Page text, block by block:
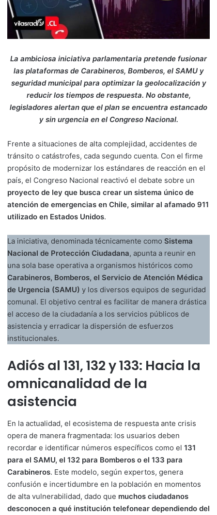
La ambiciosa iniciativa parlamentaria pretende fusionar
las plataformas de Carabineros, Bomberos, el SAMU y
seguridad municipal para optimizar la geolocalización y
reducir los tiempos de respuesta. No obstante,
legisladores alertan que el plan se encuentra estancado
y sin urgencia en el Congreso Nacional.
Frente a situaciones de alta complejidad, accidentes de
tránsito o catástrofes, cada segundo cuenta. Con el firme
propósito de modernizar los estándares de reacción en el
país, el Congreso Nacional reactivó el debate sobre un
proyecto de ley que busca crear un sistema único de
atención de emergencias en Chile, similar al afamado 911
utilizado en Estados Unidos.
La iniciativa, denominada técnicamente como Sistema
Nacional de Protección Ciudadana, apunta a reunir en
una sola base operativa a organismos históricos como
Carabineros, Bomberos, el Servicio de Atención Médica
de Urgencia (SAMU) y los diversos equipos de seguridad
comunal. El objetivo central es facilitar de manera drástica
el acceso de la ciudadanía a los servicios públicos de
asistencia y erradicar la dispersión de esfuerzos
institucionales.
Adiós al 131, 132 y 133: Hacia la
omnicanalidad de la
asistencia
En la actualidad, el ecosistema de respuesta ante crisis
opera de manera fragmentada: los usuarios deben
recordar e identificar números específicos como el 131
para el SAMU, el 132 para Bomberos o el 133 para
Carabineros. Este modelo, según expertos, genera
confusión e incertidumbre en la población en momentos
de alta vulnerabilidad, dado que muchos ciudadanos
desconocen a qué institución telefonear dependiendo del